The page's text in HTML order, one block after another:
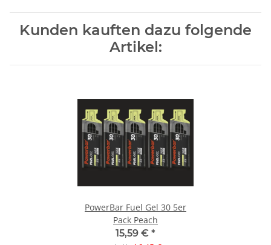
Kunden kauften dazu folgende
Artikel:
PowerBar Fuel Gel 30 5er
Pack Peach
15,59 € *